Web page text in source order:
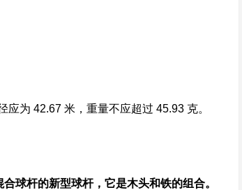
为 42.67 米，重量不应超过 45.93 克。
合球杆的新型球杆，它是木头和铁的组合。